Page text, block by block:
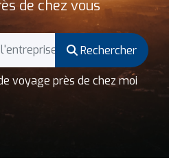
de chez vous
Rechercher
voyage près de chez moi